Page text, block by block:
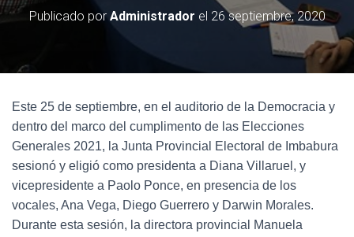
Publicado por Administrador el 26 septiembre, 2020
Este 25 de septiembre, en el auditorio de la Democracia y
dentro del marco del cumplimento de las Elecciones
Generales 2021, la Junta Provincial Electoral de Imbabura
sesionó y eligió como presidenta a Diana Villaruel, y
vicepresidente a Paolo Ponce, en presencia de los
vocales, Ana Vega, Diego Guerrero y Darwin Morales.
Durante esta sesión, la directora provincial Manuela